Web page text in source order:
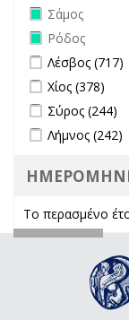
Remove Σάμος
Σάμος
Remove Ρόδος
Ρόδος
Apply Λέσβος
Λέσβος (717)
Apply Χίος filter
Χίος (378)
Apply Σύρος filter
Σύρος (244)
Apply Λήμνος
Λήμνος (242)
Το περασμένο